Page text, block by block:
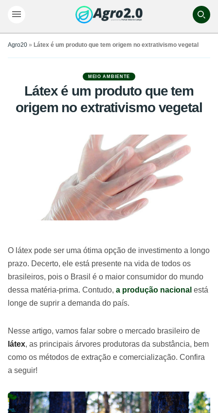
Agro20 » Látex é um produto que tem origem no extrativismo vegetal
MEIO AMBIENTE
Látex é um produto que tem
origem no extrativismo vegetal
O látex pode ser uma ótima opção de investimento a longo
prazo. Decerto, ele está presente na vida de todos os
brasileiros, pois o Brasil é o maior consumidor do mundo
dessa matéria-prima. Contudo, a produção nacional está
longe de suprir a demanda do país.
Nesse artigo, vamos falar sobre o mercado brasileiro de
látex, as principais árvores produtoras da substância, bem
como os métodos de extração e comercialização. Confira
a seguir!